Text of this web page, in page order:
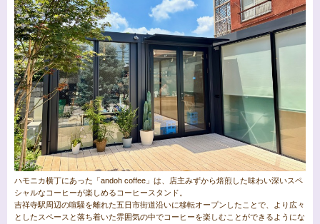
ハモニカ横丁にあった「andoh coffee」は、店主みずから焙煎した味わい深いスペ
シャルなコーヒーが楽しめるコーヒースタンド。
吉祥寺駅周辺の喧騒を離れた五日市街道沿いに移転オープンしたことで、より広々
としたスペースと落ち着いた雰囲気の中でコーヒーを楽しむことができるようにな